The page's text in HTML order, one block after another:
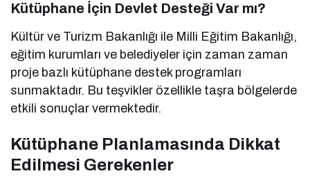
Kütüphane İçin Devlet Desteği Var mı?
Kültür ve Turizm Bakanlığı ile Milli Eğitim Bakanlığı,
eğitim kurumları ve belediyeler için zaman zaman
proje bazlı kütüphane destek programları
sunmaktadır. Bu teşvikler özellikle taşra bölgelerde
etkili sonuçlar vermektedir.
Kütüphane Planlamasında Dikkat
Edilmesi Gerekenler